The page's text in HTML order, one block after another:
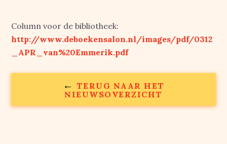
Column voor de bibliotheek:
http://www.deboekensalon.nl/images/pdf/0312
_APR_van%20Emmerik.pdf
← TERUG NAAR HET
NIEUWSOVERZICHT